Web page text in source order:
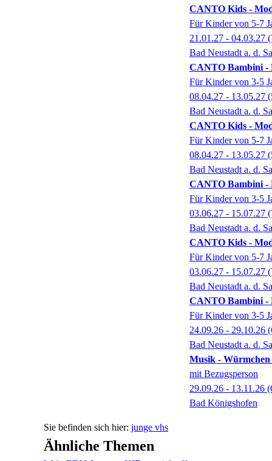
CANTO Bambini -
Für Kinder von 3-5
24.09.26 - 29.10.26
Bad Neustadt a. d.
Musik - Würmchen
mit Bezugsperson
29.09.26 - 13.11.26
Bad Königshofen
CANTO Kids -
Für Kinder von 5-7
21.01.27 - 04.03.27
Bad Neustadt a. d.
CANTO Bambini -
Für Kinder von 3-5
08.04.27 - 13.05.27
Bad Neustadt a. d.
CANTO Kids -
Für Kinder von 5-7
08.04.27 - 13.05.27
Bad Neustadt a. d.
CANTO Bambini -
Für Kinder von 3-5
03.06.27 - 15.07.27
Bad Neustadt a. d.
CANTO Kids -
Für Kinder von 5-7
03.06.27 - 15.07.27
Bad Neustadt a. d.
junge vhs
Ähnliche Themen